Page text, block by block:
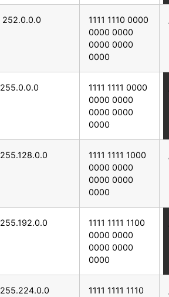
252.0.0.0
1111 1110 0000
0000 0000
0000 0000
0000
255.0.0.0
1111 1111 0000
0000 0000
0000 0000
0000
255.128.0.0
1111 1111 1000
0000 0000
0000 0000
0000
255.192.0.0
1111 1111 1100
0000 0000
0000 0000
0000
255.224.0.0
1111 1111 1110